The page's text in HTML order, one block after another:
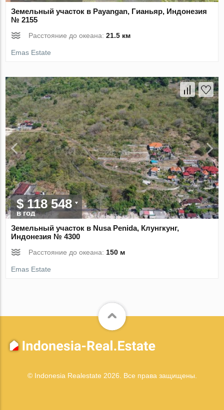
Земельный участок в Payangan, Гианьяр, Индонезия
№ 2155
Расстояние до океана:21.5 км
Emas Estate
$ 118 548
в год
Земельный участок в Nusa Penida, Клунгкунг,
Индонезия № 4300
Расстояние до океана: 150 м
Emas Estate
© Indonesia Realestate 2026. Все права защищены.